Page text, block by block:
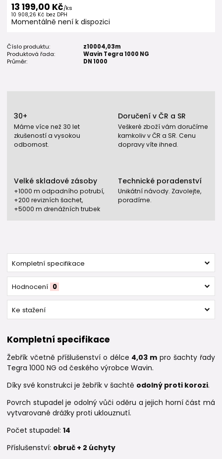
13 199,00 Kč/ks
10 908,26 Kč bez DPH
Momentálně není k dispozici
Číslo produktu:
z10004,03m
Produktová řada:
Wavin Tegra 1000 NG
Průměr:
DN 1000
30+
Máme více než 30 let
zkušeností a vysokou
odbornost.
Doručení v ČR a SR
Veškeré zboží vám doručíme
kamkoliv v ČR a SR. Cenu
dopravy víte ihned.
Velké skladové zásoby
+1000 m odpadního potrubí,
+200 revizních šachet,
+5000 m drenážních trubek
Technické poradenství
Unikátní návody. Zavolejte,
poradíme.
Kompletní specifikace
Hodnocení 0
Ke stažení
Kompletní specifikace
Žebřík včetně příšlušenství o délce 4,03 m pro šachty řady
Tegra 1000 NG od českého výrobce Wavin.
Díky své konstrukci je žebřík v šachtě odolný proti korozi.
Povrch stupadel je odolný vůči oděru a jejich horní část má
vytvarované drážky proti uklouznutí.
Počet stupadel: 14
Příslušenství: obruč + 2 úchyty